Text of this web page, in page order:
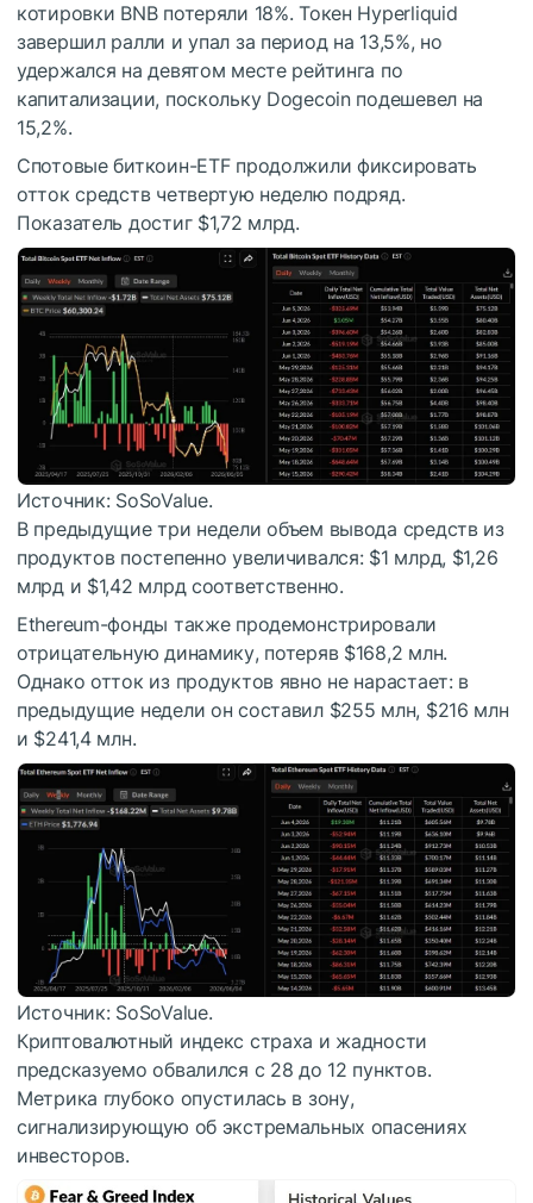
котировки BNB потеряли 18%. Токен Hyperliquid
завершил ралли и упал за период на 13,5%, но
удержался на девятом месте рейтинга по
капитализации, поскольку Dogecoin подешевел на
15,2%.
Спотовые биткоин-ETF продолжили фиксировать
отток средств четвертую неделю подряд.
Показатель достиг $1,72 млрд.
Источник: SoSoValue.
В предыдущие три недели объем вывода средств из
продуктов постепенно увеличивался: $1 млрд, $1,26
млрд и $1,42 млрд соответственно.
Ethereum-фонды также продемонстрировали
отрицательную динамику, потеряв $168,2 млн.
Однако отток из продуктов явно не нарастает: в
предыдущие недели он составил $255 млн, $216 млн
и $241,4 млн.
Источник: SoSoValue.
Криптовалютный индекс страха и жадности
предсказуемо обвалился с 28 до 12 пунктов.
Метрика глубоко опустилась в зону,
сигнализирующую об экстремальных опасениях
инвесторов.